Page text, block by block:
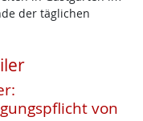
der täglichen
von